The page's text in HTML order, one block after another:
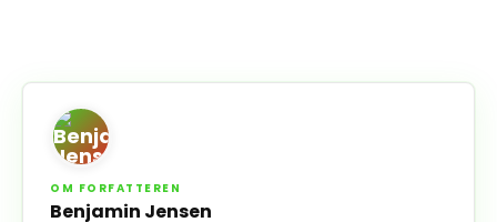
OM FORFATTEREN
Benjamin Jensen